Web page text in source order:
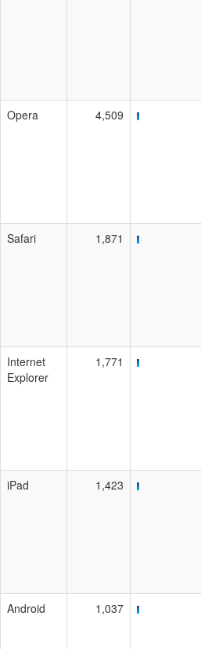
Opera 4,509
Safari 1,871
Internet
Explorer
1,771
iPad 1,423
Android 1,037